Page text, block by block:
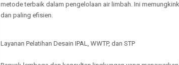
metode terbaik dalam pengelolaan air limbah. Ini
dan paling efisien.
Layanan Pelatihan Desain IPAL, WWTP, dan STP